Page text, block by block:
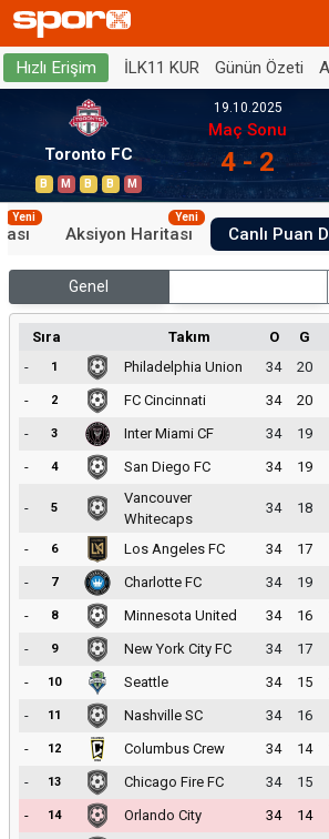
Hızlı Erişim İLK11 KUR Günün Özeti
Toronto FC
B M B B M
19.10.2025
Maç Sonu
4 - 2
Yeni
Aksiyon Haritası
Yeni
Canlı Puan
Genel
Sıra Takım O G
-
1 Philadelphia Union 34 20
-
2 FC Cincinnati 34 20
-
3 Inter Miami CF 34 19
-
4 San Diego FC 34 19
- 5
Vancouver
Whitecaps
34 18
- 6 Los Angeles FC 34 17
-
7 Charlotte FC 34 19
-
8 Minnesota United 34 16
-
9 New York City FC 34 17
-
10 Seattle 34 15
-
11 Nashville SC 34 16
-
12 Columbus Crew 34 14
-
13 Chicago Fire FC 34 15
-
14 Orlando City 34 14